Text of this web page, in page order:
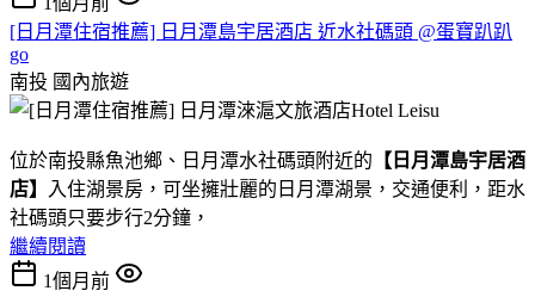
[日月潭住宿推薦] 日月潭島宇居酒店 近水社碼頭 @蛋寶趴趴
go
南投 國內旅遊
位於南投縣魚池鄉、日月潭水社碼頭附近的 【日月潭島宇居酒
店】
入住湖景房，可坐擁壯麗的日月潭湖景，交通便利，距水
社碼頭只要步行2分鐘，
繼續閱讀
1個月前